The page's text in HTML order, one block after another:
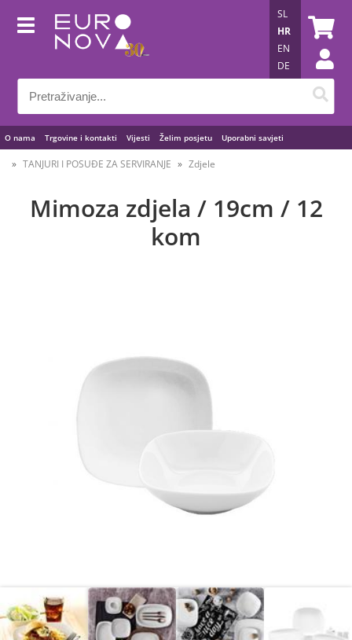
O nama Trgovine i kontakti Vijesti Želim posjetu Uporabni savjeti
SL
HR
EN
DE
TANJURI I POSUĐE ZA SERVIRANJE Zdjele
Mimoza zdjela / 19cm / 12
kom